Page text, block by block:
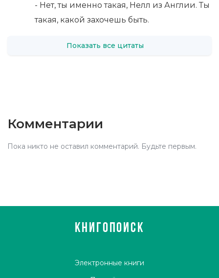
- Нет, ты именно такая, Нелл из Англии. Ты
такая, какой захочешь быть.
Показать все цитаты
Комментарии
Пока никто не оставил комментарий. Будьте первым.
КНИГОПОИСК
Электронные книги